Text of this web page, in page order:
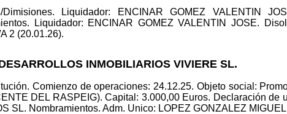
Dimisiones. Liquidador: ENCINAR GOMEZ VALENTIN
Liquidador: ENCINAR GOMEZ VALENTIN JOSE.
2 (20.01.26).
INMOBILIARIOS VIVIERE SL.
Comienzo de operaciones: 24.12.25. Objeto social:
DEL RASPEIG). Capital: 3.000,00 Euros. Declaración
SL. Nombramientos. Adm. Unico: LOPEZ GONZALEZ